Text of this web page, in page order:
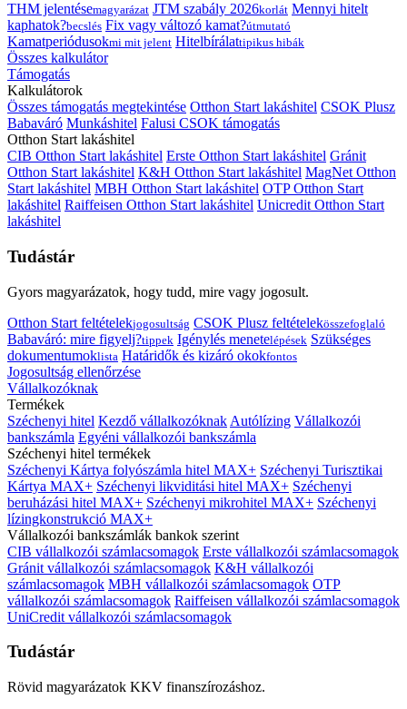
THM jelentésemagyarázat JTM szabály 2026korlát Mennyi hitelt
kaphatok?becslés Fix vagy változó kamat?útmutató
Kamatperiódusokmi mit jelent Hitelbírálattipikus hibák
Összes kalkulátor
Támogatás
Kalkulátorok
Összes támogatás megtekintése Otthon Start lakáshitel CSOK Plusz
Babaváró Munkáshitel Falusi CSOK támogatás
Otthon Start lakáshitel
CIB Otthon Start lakáshitel Erste Otthon Start lakáshitel Gránit
Otthon Start lakáshitel K&H Otthon Start lakáshitel MagNet Otthon
Start lakáshitel MBH Otthon Start lakáshitel OTP Otthon Start
lakáshitel Raiffeisen Otthon Start lakáshitel Unicredit Otthon Start
lakáshitel
Tudástár
Gyors magyarázatok, hogy tudd, mire vagy jogosult.
Otthon Start feltételekjogosultság CSOK Plusz feltételekösszefoglaló
Babaváró: mire figyelj?tippek Igénylés menetelépések Szükséges
dokumentumoklista Határidők és kizáró okokfontos
Jogosultság ellenőrzése
Vállalkozóknak
Termékek
Széchenyi hitel Kezdő vállalkozóknak Autólízing Vállalkozói
bankszámla Egyéni vállalkozói bankszámla
Széchenyi hitel termékek
Széchenyi Kártya folyószámla hitel MAX+ Széchenyi Turisztikai
Kártya MAX+ Széchenyi likviditási hitel MAX+ Széchenyi
beruházási hitel MAX+ Széchenyi mikrohitel MAX+ Széchenyi
lízingkonstrukció MAX+
Vállalkozói bankszámlák bankok szerint
CIB vállalkozói számlacsomagok Erste vállalkozói számlacsomagok
Gránit vállalkozói számlacsomagok K&H vállalkozói
számlacsomagok MBH vállalkozói számlacsomagok OTP
vállalkozói számlacsomagok Raiffeisen vállalkozói számlacsomagok
UniCredit vállalkozói számlacsomagok
Tudástár
Rövid magyarázatok KKV finanszírozáshoz.